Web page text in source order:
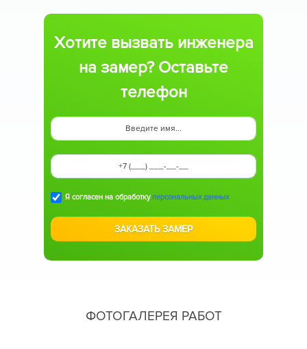
Хотите вызвать инженера
на замер? Оставьте
телефон
Я согласен на обработкуперсональных данных
ФОТОГАЛЕРЕЯ РАБОТ